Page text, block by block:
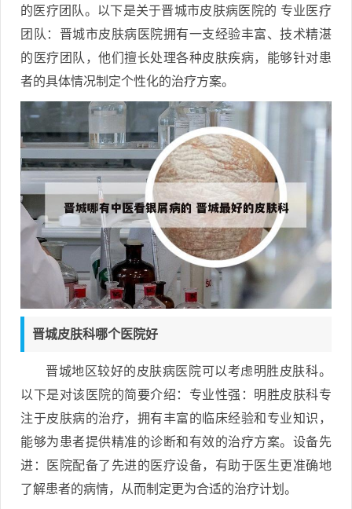
的医疗团队。以下是关于晋城市皮肤病医院的 专业医疗
团队：晋城市皮肤病医院拥有一支经验丰富、技术精湛
的医疗团队，他们擅长处理各种皮肤疾病，能够针对患
者的具体情况制定个性化的治疗方案。
晋城皮肤科哪个医院好
晋城地区较好的皮肤病医院可以考虑明胜皮肤科。
以下是对该医院的简要介绍：专业性强：明胜皮肤科专
注于皮肤病的治疗，拥有丰富的临床经验和专业知识，
能够为患者提供精准的诊断和有效的治疗方案。设备先
进：医院配备了先进的医疗设备，有助于医生更准确地
了解患者的病情，从而制定更为合适的治疗计划。